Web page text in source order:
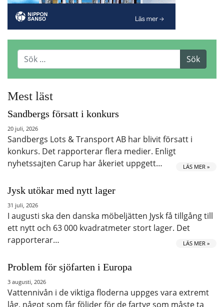
Mest läst
Sandbergs försatt i konkurs
20 juli, 2026
Sandbergs Lots & Transport AB har blivit försatt i
konkurs. Det rapporterar flera medier. Enligt
nyhetssajten Carup har åkeriet uppgett…
LÄS MER »
Jysk utökar med nytt lager
31 juli, 2026
I augusti ska den danska möbeljätten Jysk få tillgång till
ett nytt och 63 000 kvadratmeter stort lager. Det
rapporterar…
LÄS MER »
Problem för sjöfarten i Europa
3 augusti, 2026
Vattennivån i de viktiga floderna uppges vara extremt
låg, något som får följder för de fartyg som måste ta